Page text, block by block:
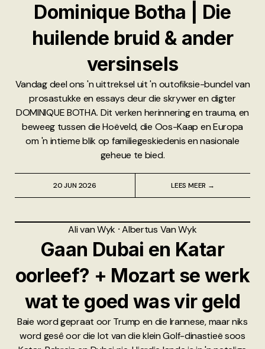
Dominique Botha | Die
huilende bruid & ander
versinsels
Vandag deel ons 'n uittreksel uit 'n outofiksie-bundel van
prosastukke en essays deur die skrywer en digter
DOMINIQUE BOTHA. Dit verken herinnering en trauma, en
beweeg tussen die Hoëveld, die Oos-Kaap en Europa
om 'n intieme blik op familiegeskiedenis en nasionale
geheue te bied.
20 JUN 2026 LEES MEER →
Ali van Wyk ⸱Albertus Van Wyk
Gaan Dubai en Katar
oorleef? + Mozart se werk
wat te goed was vir geld
Baie word gepraat oor Trump en die Irannese, maar niks
word gesê oor die lot van die klein Golf-dinastieë soos